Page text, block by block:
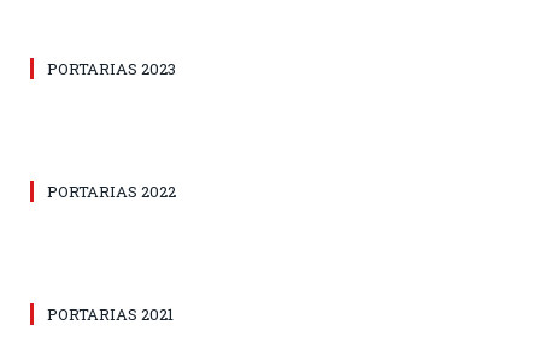
PORTARIAS 2023
PORTARIAS 2022
PORTARIAS 2021